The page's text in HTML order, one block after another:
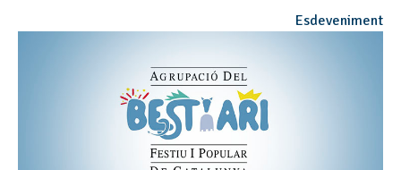
Esdeveniment